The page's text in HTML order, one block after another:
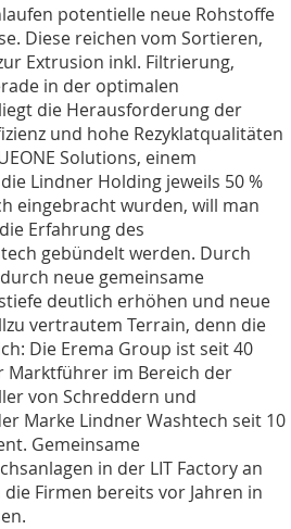
potentielle neue Rohstoffe
Diese reichen vom Sortieren,
Extrusion inkl. Filtrierung,
in der optimalen
die Herausforderung der
und hohe Rezyklatqualitäten
Solutions, einem
Lindner Holding jeweils 50 %
eingebracht wurden, will man
Erfahrung des
gebündelt werden. Durch
neue gemeinsame
deutlich erhöhen und neue
vertrautem Terrain, denn die
Die Erema Group ist seit 40
Marktführer im Bereich der
von Schreddern und
Marke Lindner Washtech seit 10
Gemeinsame
in der LIT Factory an
Firmen bereits vor Jahren in